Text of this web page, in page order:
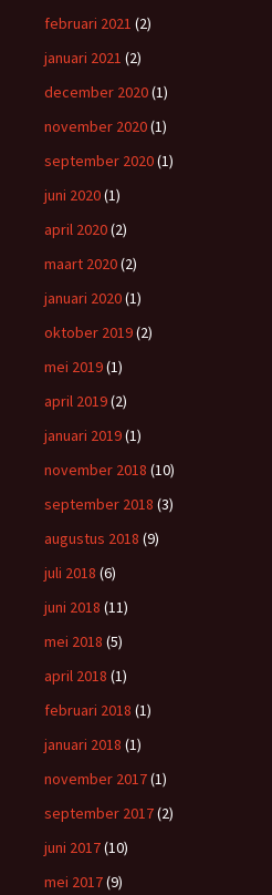
februari 2021 (2)
januari 2021 (2)
december 2020(1)
november 2020(1)
september 2020(1)
juni 2020(1)
april 2020(2)
maart 2020(2)
januari 2020(1)
oktober 2019(2)
mei 2019(1)
april 2019(2)
januari 2019(1)
november 2018 (10)
september 2018 (3)
augustus 2018 (9)
juli 2018 (6)
juni 2018 (11)
mei 2018 (5)
april 2018 (1)
februari 2018 (1)
januari 2018 (1)
november 2017(1)
september 2017(2)
juni 2017(10)
mei 2017(9)